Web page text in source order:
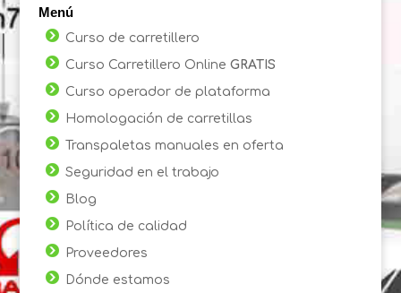
Menú
Curso de carretillero
Curso Carretillero Online GRATIS
Curso operador de plataforma
Homologación de carretillas
Transpaletas manuales en oferta
Seguridad en el trabajo
Blog
Política de calidad
Proveedores
Dónde estamos